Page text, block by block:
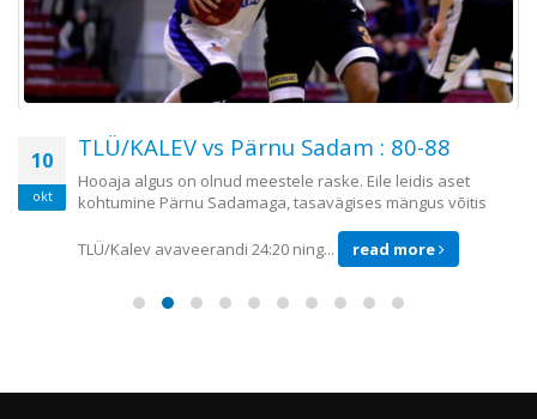
10
okt
TLÜ/KALEV vs Pärnu Sadam : 80-88
Hooaja algus on olnud meestele raske. Eile leidis aset
kohtumine Pärnu Sadamaga, tasavägises mängus võitis
TLÜ/Kalev avaveerandi 24:20 ning... read more